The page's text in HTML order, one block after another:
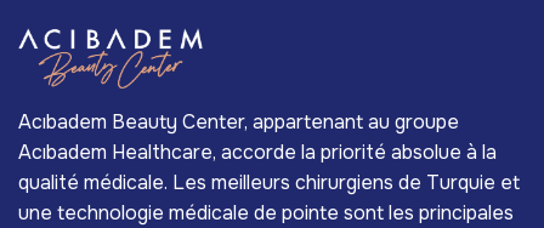
Acıbadem Beauty Center, appartenant au groupe
Acıbadem Healthcare, accorde la priorité absolue à la
qualité médicale. Les meilleurs chirurgiens de Turquie et
une technologie médicale de pointe sont les principales